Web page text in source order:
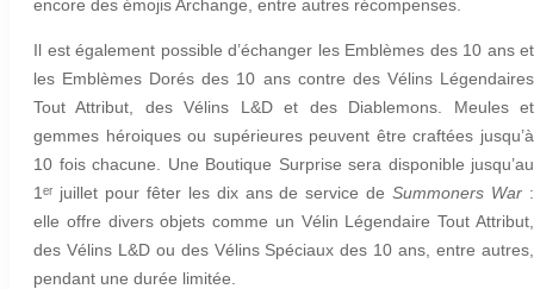
encore des émojis Archange, entre autres récompenses.
Il est également possible d’échanger les Emblèmes des 10 ans et
les Emblèmes Dorés des 10 ans contre des Vélins Légendaires
Tout Attribut, des Vélins L&D et des Diablemons. Meules et
gemmes héroiques ou supérieures peuvent être craftées jusqu’à
10 fois chacune. Une Boutique Surprise sera disponible jusqu’au
1ᵉʳ juillet pour fêter les dix ans de service deSummoners War :
elle offre divers objets comme un Vélin Légendaire Tout Attribut,
des Vélins L&D ou des Vélins Spéciaux des 10 ans, entre autres,
pendant une durée limitée.